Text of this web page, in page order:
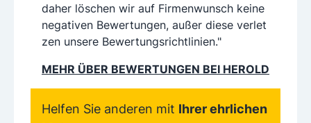
daher löschen wir auf Firmenwunsch keine
negativen Bewertungen, außer diese verlet
zen unsere Bewertungsrichtlinien."
MEHR ÜBER BEWERTUNGEN BEI HEROLD
Helfen Sie anderen mit Ihrer ehrlichen